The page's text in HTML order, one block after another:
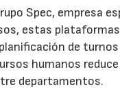
Spec, empresa
estas
de
humanos
departamentos.